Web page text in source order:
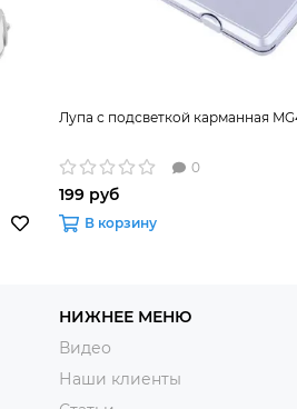
Лупа с подсветкой карманная
0
199 руб
В корзину
НИЖНЕЕ МЕНЮ
Видео
Наши клиенты